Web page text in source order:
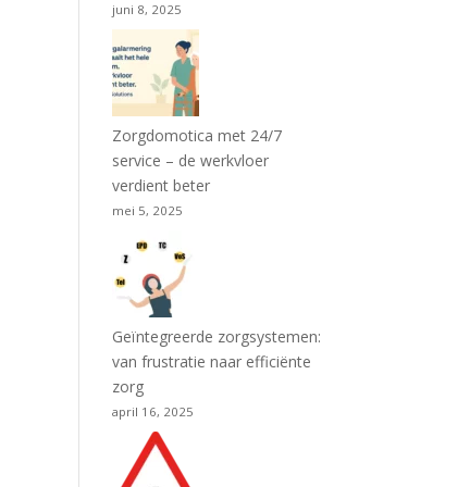
juni 8, 2025
Zorgdomotica met 24/7
service – de werkvloer
verdient beter
mei 5, 2025
Geïntegreerde zorgsystemen:
van frustratie naar efficiënte
zorg
april 16, 2025